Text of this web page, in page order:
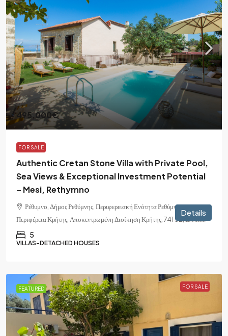
495,000€
FOR SALE
Authentic Cretan Stone Villa with Private Pool,
Sea Views & Exceptional Investment Potential
– Mesi, Rethymno
Ρέθυμνο, Δήμος Ρεθύμνης, Περιφερειακή Ενότητα Ρεθύμνης,
Περιφέρεια Κρήτης, Αποκεντρωμένη Διοίκηση Κρήτης, 741 32, Ελλάδα
5
VILLAS-DETACHED HOUSES
Details
FEATURED FOR SALE